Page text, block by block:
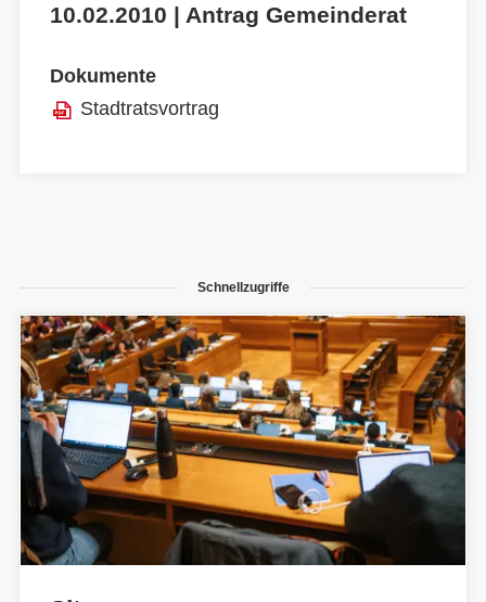
10.02.2010 | Antrag Gemeinderat
Dokumente
Stadtratsvortrag
Schnellzugriffe